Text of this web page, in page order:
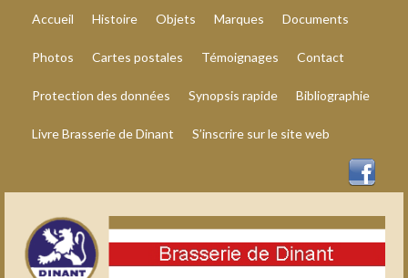
Accueil Histoire Objets Marques Documents
Photos Cartes postales Témoignages Contact
Protection des données Synopsis rapide Bibliographie
Livre Brasserie de Dinant S’inscrire sur le site web